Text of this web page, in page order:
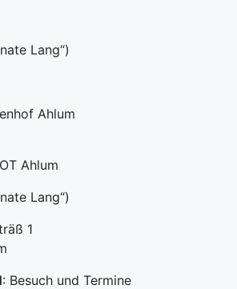
Lang“)
Ahlum
Ahlum
Lang“)
1
: Besuch und Termine